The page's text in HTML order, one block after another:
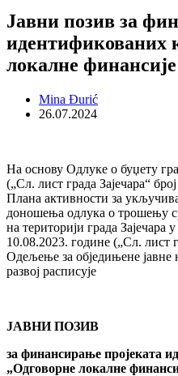
Јавни позив за
идентификованих
локалне
Mina Đurić
26.07.2024
На основу Одлуке о буџету
(„Сл. лист града Зајечара“
Плана активности за
доношења одлука о трошењу
на територији града Зајечара
10.08.2023. године („Сл. лист
Одељење за обједињене јавне
развој расписује
ЈАВНИ ПОЗИВ
за финансирање пројеката
„Одговорне локалне